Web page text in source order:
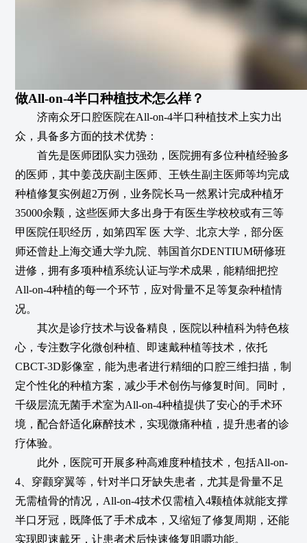
做All-on-4半口种植技术怎么样？
济南众牙口腔医院在All-on-4半口种植技术上实力出
众，具备多方面的技术优势：
首先是医师团队实力强劲，医院拥有多位种植经验多
的医师，其中姜茂庆副主医师、王铁生副主医师等均完成
种植修复实例超2万例，业务院长马一然累计完成种植牙
35000余颗，这些医师大多出身于有医生学校校或有三等
甲医院任职经历，如第四军 医 大学、北京大学，部分医
师还曾赴上海交通大学九院、韩国首尔DENTIUM研修班
进修，拥有多项种植系统认证与学术成果，能精细把控
All-on-4种植的每一个环节，应对骨量不足等复杂种植情
况。
其次是诊疗技术与设备精良，医院以种植科为特色核
心，专注数字化微创种植、即速戴种植等技术，依托
CBCT-3D影像室，能为患者进行精细的口腔三维扫描，制
定个性化的种植方案，减少手术创伤与修复时间。同时，
千级层流无菌手术室为All-on-4种植提供了安心的手术环
境，配合舒适化麻醉技术，实现微痛种植，提升患者的诊
疗体验。
此外，医院可开展多种高难度种植技术，包括All-on-
4、穿颧穿翼等，针对半口牙缺失患者，尤其是骨量不足
无需植骨的情况，All-on-4技术仅需植入4颗植体就能支撑
半口牙冠，既降低了手术成本，又缩短了修复周期，还能
实现即速戴牙，让患者术后快速修复咀嚼功能。